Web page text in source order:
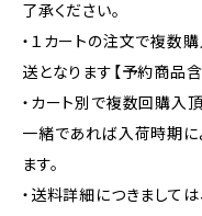
了承ください。
・１カートの注文で複数
送となります【予約商品含
・カート別で複数回購入
一緒であれば入荷時期に
ます。
・送料詳細につきまして